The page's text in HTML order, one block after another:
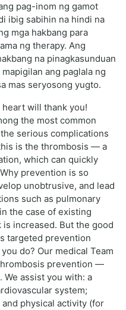
pag-inom ng gamot
ibig sabihin na hindi na
mga hakbang para
ng therapy. Ang
na pinagkasunduan
ang paglala ng
mas seryosong yugto.
will thank you!
the most common
serious complications
is the thrombosis — a
which can quickly
prevention is so
unobtrusive, and lead
such as pulmonary
the case of existing
increased. But the good
targeted prevention
do? Our medical Team
prevention —
assist you with: a
system;
physical activity (for